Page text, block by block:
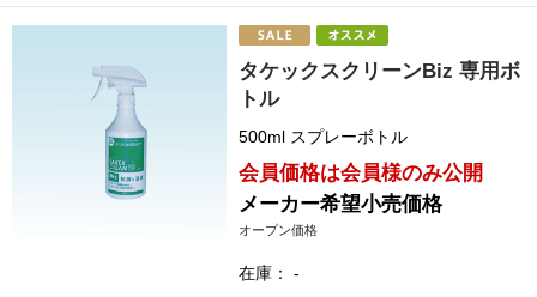
タケックスクリーンBiz 専用ボ
トル
500ml スプレーボトル
会員価格は会員様のみ公開
メーカー希望小売価格
オープン価格
在庫： -